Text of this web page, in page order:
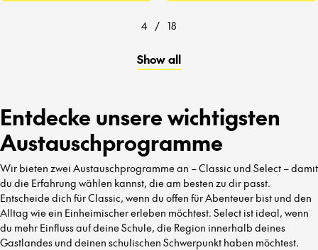
4 / 18
Show all
Entdecke unsere wichtigsten
Austauschprogramme
Wir bieten zwei Austauschprogramme an – Classic und Select – damit
du die Erfahrung wählen kannst, die am besten zu dir passt.
Entscheide dich für Classic, wenn du offen für Abenteuer bist und den
Alltag wie ein Einheimischer erleben möchtest. Select ist ideal, wenn
du mehr Einfluss auf deine Schule, die Region innerhalb deines
Gastlandes und deinen schulischen Schwerpunkt haben möchtest.